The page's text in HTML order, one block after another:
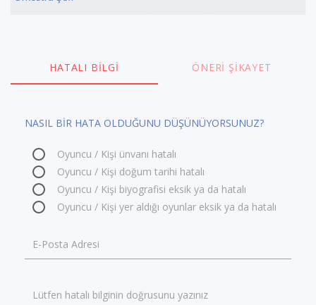
HATALI BILGI ÖNERI ŞIKAYET
NASIL BİR HATA OLDUĞUNU DÜŞÜNÜYORSUNUZ?
Oyuncu / Kişi ünvanı hatalı
Oyuncu / Kişi doğum tarihi hatalı
Oyuncu / Kişi biyografisi eksik ya da hatalı
Oyuncu / Kişi yer aldığı oyunlar eksik ya da hatalı
E-Posta Adresi
Lütfen hatalı bilginin doğrusunu yazınız